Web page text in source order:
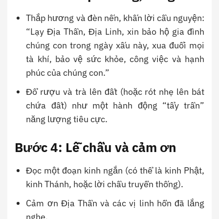
Thắp hương và đèn nến, khấn lời cầu nguyện:
“Lạy Địa Thần, Địa Linh, xin bảo hộ gia đình
chúng con trong ngày xấu này, xua đuổi mọi
tà khí, bảo vệ sức khỏe, công việc và hạnh
phúc của chúng con.”
Đổ rượu và trà lên đất (hoặc rót nhẹ lên bát
chứa đất) như một hành động “tẩy trần”
năng lượng tiêu cực.
Bước 4: Lễ chầu và cảm ơn
Đọc một đoạn kinh ngắn (có thể là kinh Phật,
kinh Thánh, hoặc lời chầu truyền thống).
Cảm ơn Địa Thần và các vị linh hồn đã lắng
nghe.